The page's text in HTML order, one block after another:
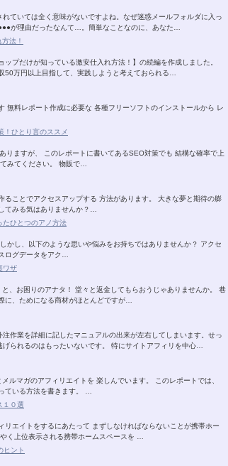
ていては全く意味がないですよね。なぜ迷惑メールフォルダに入っ
が理由だったなんて…。簡単なことなのに、あなた…
法！
プだけが知っている激安仕入れ方法！】の続編を作成しました。
万円以上目指して、実践しようと考えておられる…
無料レポート作成に必要な 各種フリーソフトのインストールから レ
！ひとり言のススメ
りますが、 このレポートに書いてあるSEO対策でも 結構な確率で上
みてください。 物販で…
ことでアクセスアップする 方法があります。 大きな夢と期待の膨
てみる気はありませんか？…
たひとつのアノ方法
かし、以下のような思いや悩みをお持ちではありませんか？ アクセ
ログデータをアク…
ワザ
、お困りのアナタ！ 堂々と返金してもらおうじゃありませんか。 巷
に、ためになる商材がほとんどですが…
作業を詳細に記したマニュアルの出来が左右してしまいます。せっ
られるのはもったいないです。 特にサイトアフィリを中心…
ルマガのアフィリエイトを 楽しんでいます。 このレポートでは、
ている方法を書きます。 …
１０選
エイトをするにあたって まずしなければならないことが携帯ホー
く上位表示される携帯ホームスペースを …
ヒント